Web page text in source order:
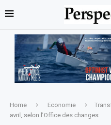
Home Economie
avril, selon l’Office des changes